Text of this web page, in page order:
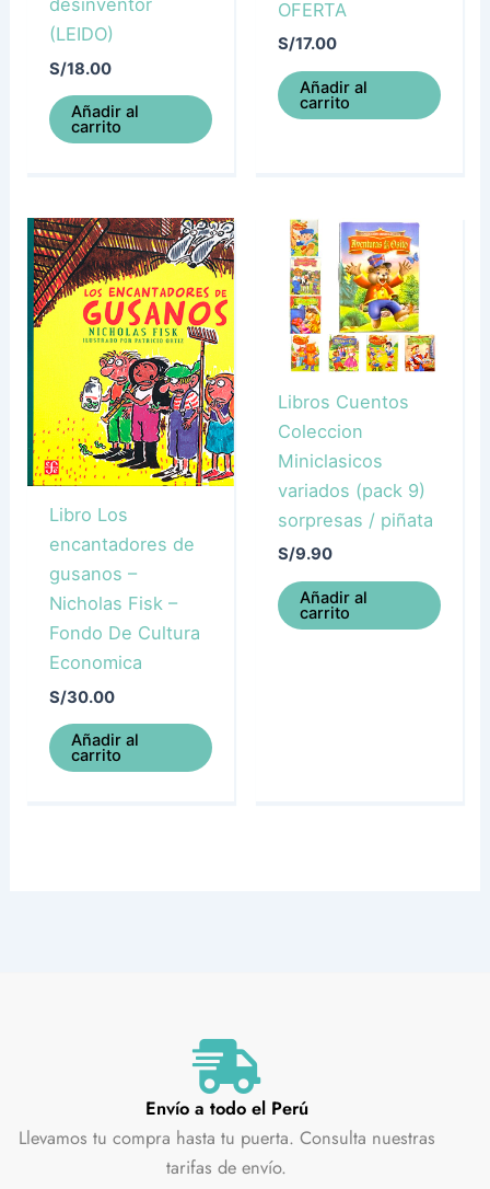
desinventor
(LEIDO)
S/18.00
Añadir al
carrito
OFERTA
S/17.00
Añadir al
carrito
Libro Los
encantadores de
gusanos –
Nicholas Fisk –
Fondo De Cultura
Economica
S/30.00
Añadir al
carrito
Libros Cuentos
Coleccion
Miniclasicos
variados (pack 9)
sorpresas / piñata
S/9.90
Añadir al
carrito
Envío a todo el Perú
Llevamos tu compra hasta tu puerta. Consulta nuestras
tarifas de envío.